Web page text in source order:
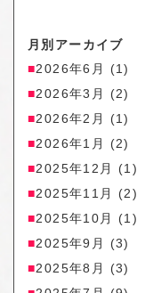
月別アーカイブ
2026年6月
(1)
2026年3月
(2)
2026年2月
(1)
2026年1月
(2)
2025年12月
(1)
2025年11月
(2)
2025年10月
(1)
2025年9月
(3)
2025年8月
(3)